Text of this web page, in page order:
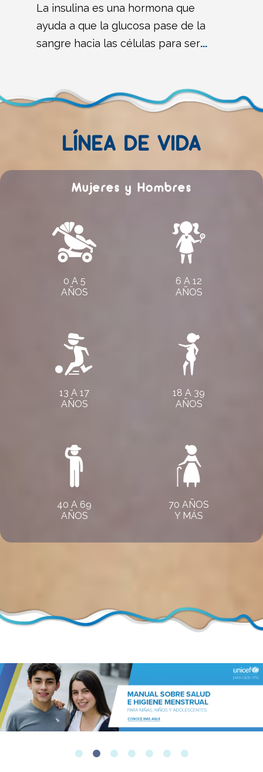
La insulina es una hormona que
ayuda a que la glucosa pase de la
sangre hacia las células para ser...
LÍNEA DE VIDA
Mujeres y Hombres
0 A 5
AÑOS
6 A 12
AÑOS
13 A 17
AÑOS
18 A 39
AÑOS
40 A 69
AÑOS
70 AÑOS
Y MÁS